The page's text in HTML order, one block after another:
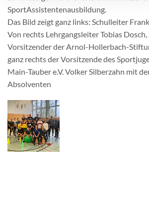
SportAssistentenausbildung.
Das Bild zeigt ganz links: Schulleiter
Von rechts Lehrgangsleiter Tobias
Vorsitzender der Arnol-Hollerbach-
ganz rechts der Vorsitzende des
Main-Tauber e.V. Volker Silberzahn mit
Absolventen